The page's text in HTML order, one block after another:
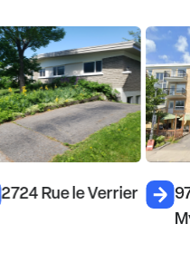
2724 Rue le Verrier